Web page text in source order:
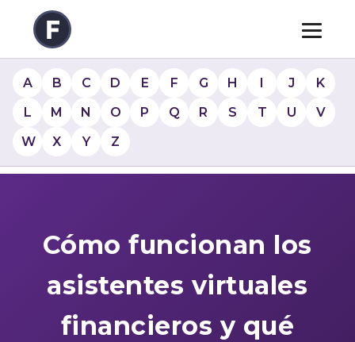
A B C D E F G H I J
K
L
M N O P Q R S T U
V
W
X Y Z
Cómo funcionan los
asistentes virtuales
financieros y qué